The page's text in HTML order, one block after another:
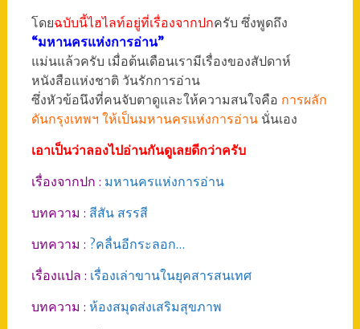
โดยฉบับนี้ไฮไลท์อยู่ที่เรื่องจากปกครับ ซึ่งพูดถึง
“มหานครแห่งการอ่าน”
แม่นแล้วครับ เมื่อต้นเดือนเรามีเรื่องของสัปดาห์
หนังสือแห่งชาติ วันรักการอ่าน
ซึ่งหัวข้อนึงที่คนจับตาดูและให้ความสนใจคือ การผลัก
ดันกรุงเทพฯ ให้เป็นมหานครแห่งการอ่านนั่นเอง
เอาเป็นว่าลองไปอ่านกันดูเลยดีกว่าครับ
เรื่องจากปก : มหานครแห่งการอ่าน
บทความ : สีสัน สรรสี
บทความ : ?คลื่นอีกระลอก…
เรื่องแปล : เรื่องเล่าขานในยุคสารสนเทศ
บทความ : ห้องสมุดส่งเสริมสุขภาพ